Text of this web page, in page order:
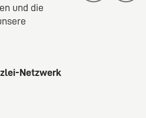
und die
Netzwerk